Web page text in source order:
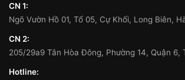
CN 1:
Ngõ Vườn Hồ 01, Tổ 05, Cự Khối, Long Biên,
CN 2:
205/29a9 Tân Hòa Đông, Phường 14, Quận 6,
Hotline: